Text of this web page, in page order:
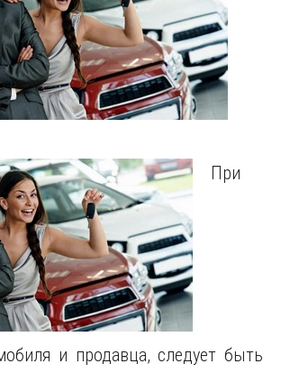
При
и продавца, следует быть